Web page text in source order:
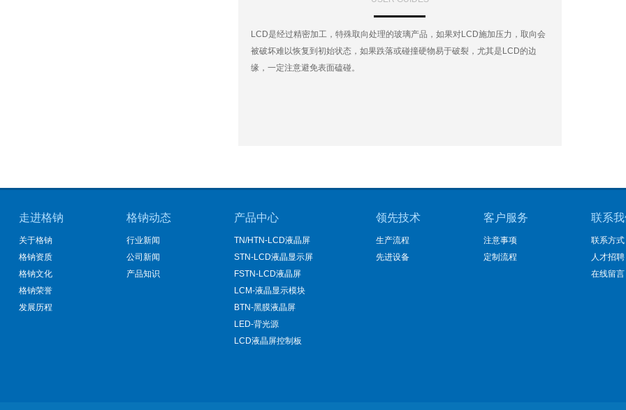
LCD是经过精密加工，特殊取向处理的玻璃产品，如果对LCD施加压力，取向会
被破坏难以恢复到初始状态，如果跌落或碰撞硬物易于破裂，尤其是LCD的边
缘，一定注意避免表面磕碰。
走进格钠
关于格钠
格钠资质
格钠文化
格钠荣誉
发展历程
格钠动态
行业新闻
公司新闻
产品知识
产品中心
TN/HTN-LCD液晶屏
STN-LCD液晶显示屏
FSTN-LCD液晶屏
LCM-液晶显示模块
BTN-黑膜液晶屏
LED-背光源
LCD液晶屏控制板
领先技术
生产流程
先进设备
客户服务
注意事项
定制流程
联系
联系方式
人才招聘
在线留言